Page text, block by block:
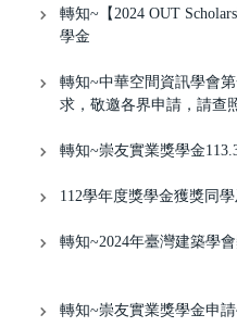
轉知~【2024 OUT
學金
轉知~中華空間資訊學會
求，敬邀各界申請，請查
轉知~崇友實業獎學金
112學年度獎學金獲獎同
轉知~2024年臺灣建築學
轉知~崇友實業獎學金申